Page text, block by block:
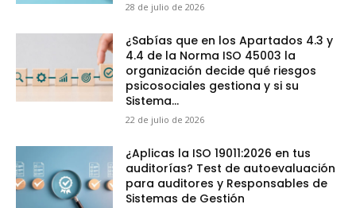
28 de julio de 2026
¿Sabías que en los Apartados 4.3 y
4.4 de la Norma ISO 45003 la
organización decide qué riesgos
psicosociales gestiona y si su
Sistema...
22 de julio de 2026
¿Aplicas la ISO 19011:2026 en tus
auditorías? Test de autoevaluación
para auditores y Responsables de
Sistemas de Gestión